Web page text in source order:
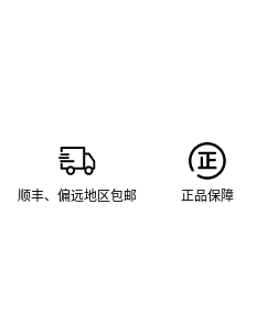
顺丰、偏远地区包邮 正品保障